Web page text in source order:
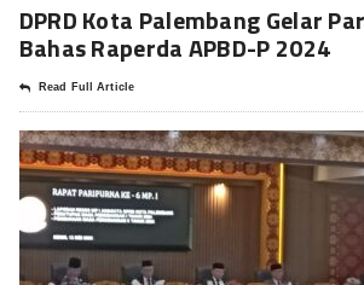
DPRD Kota Palembang Gelar
Bahas Raperda APBD-P 2024
Read Full Article